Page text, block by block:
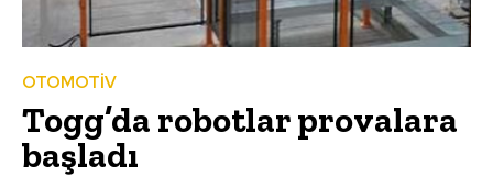
OTOMOTİV
Togg’da robotlar provalara
başladı